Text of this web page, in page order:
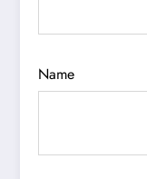
Name